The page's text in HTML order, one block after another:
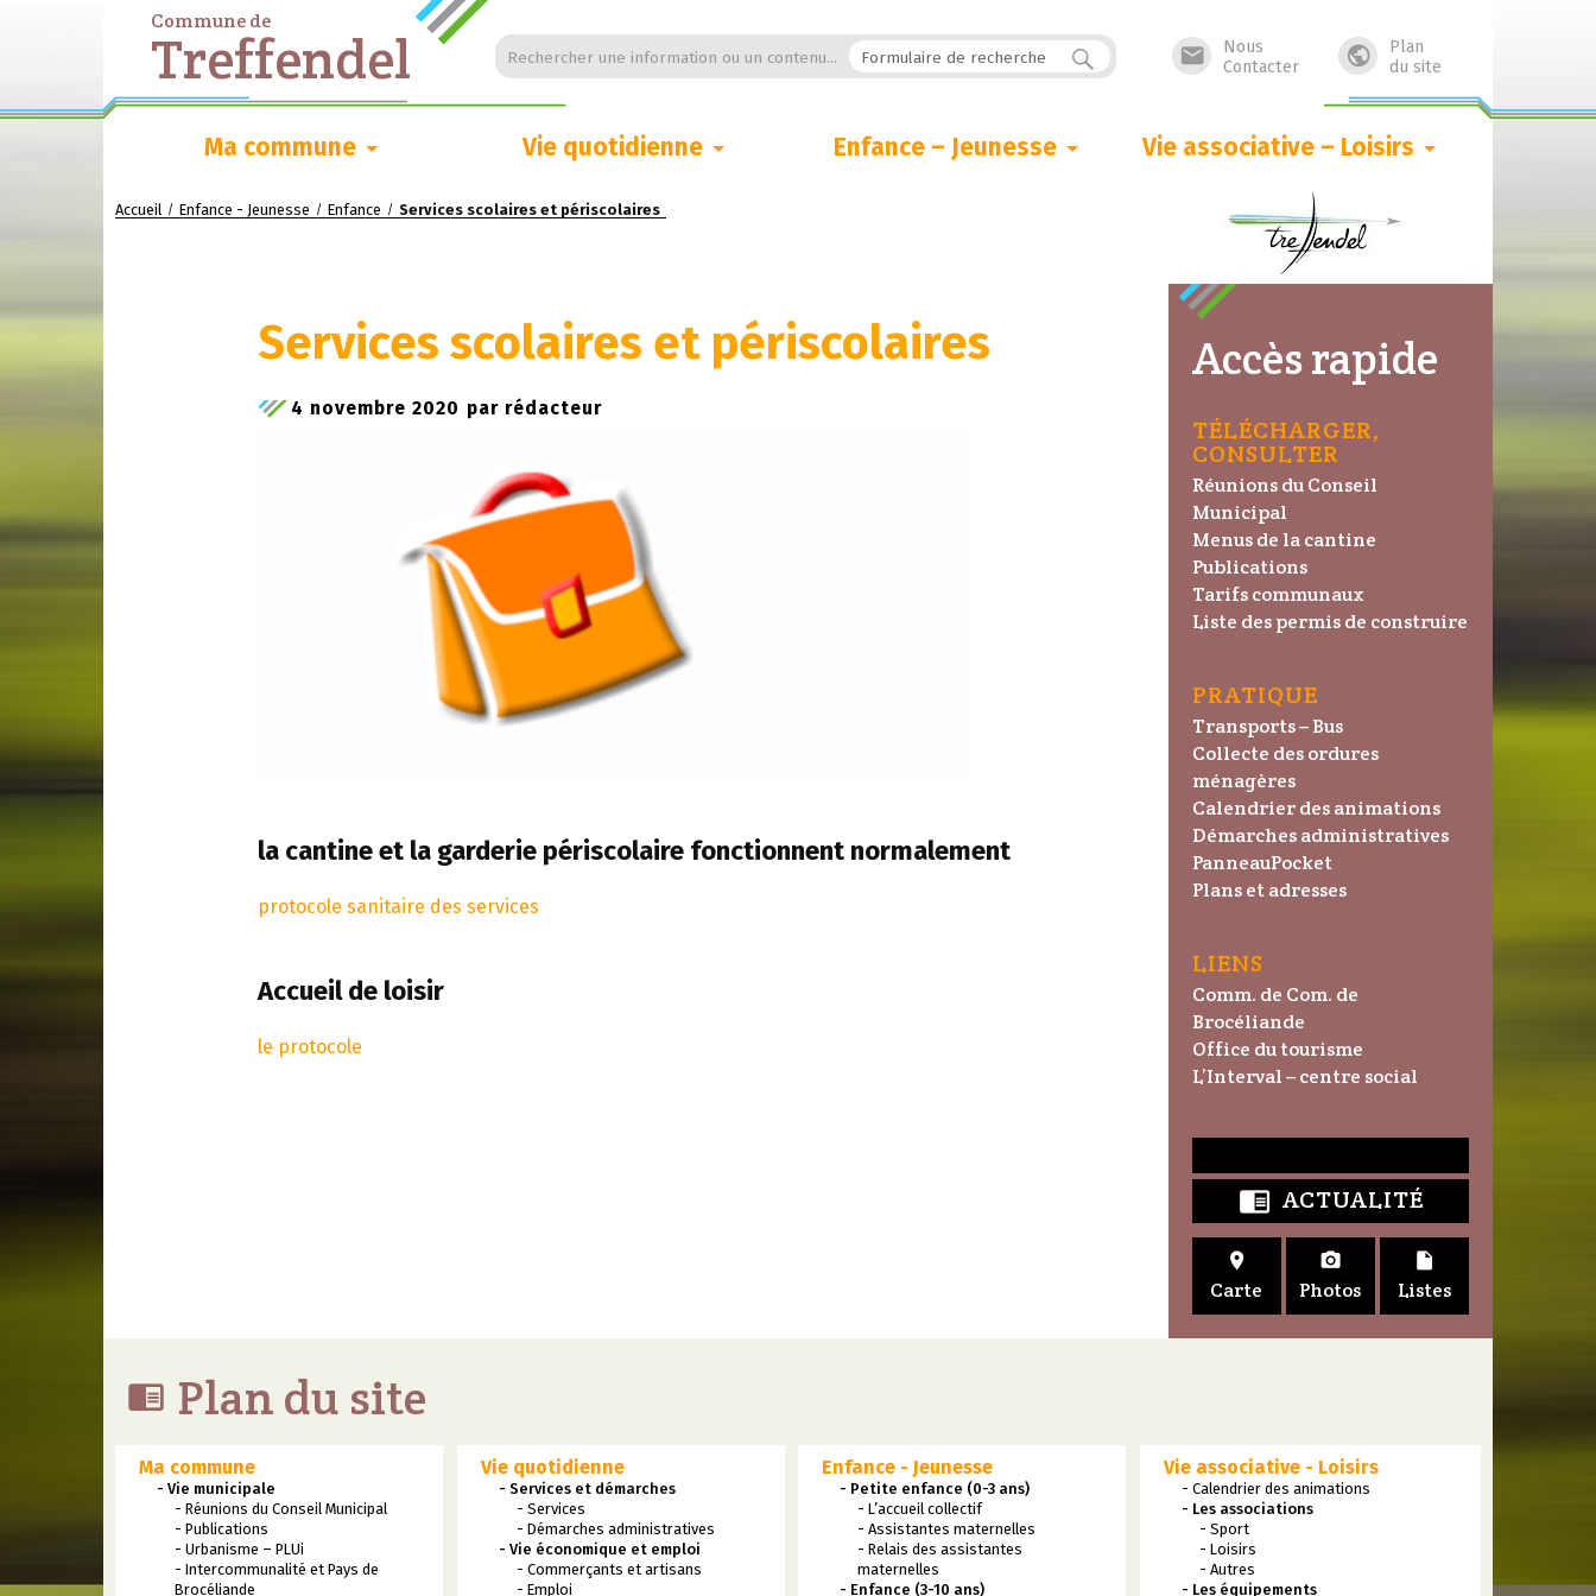
Commune de
Treffendel Rechercher une information ou un contenu... 
Plan
du site

Nous
Contacter
Ma commune Vie quotidienne Enfance – Jeunesse Vie associative – Loisirs
Accueil / Enfance - Jeunesse / Enfance / Services scolaires et périscolaires
Services scolaires et périscolaires
4 novembre 2020 par rédacteur
la cantine et la garderie périscolaire fonctionnent normalement
protocole sanitaire des services
Accueil de loisir
le protocole
Accès rapide
TÉLÉCHARGER,
CONSULTER
Réunions du Conseil
Municipal
Menus de la cantine
Publications
Tarifs communaux
Liste des permis de construire
PRATIQUE
Transports – Bus
Collecte des ordures
ménagères
Calendrier des animations
Démarches administratives
PanneauPocket
Plans et adresses
LIENS
Comm. de Com. de
Brocéliande
Office du tourisme
L’Interval – centre social
 ACTUALITÉ

Carte

Photos

Listes
 Plan du site
Ma commune
- Vie municipale
- Réunions du Conseil Municipal
- Publications
- Urbanisme – PLUi
- Intercommunalité et Pays de
Brocéliande
Vie quotidienne
- Services et démarches
- Services
- Démarches administratives
- Vie économique et emploi
- Commerçants et artisans
- Emploi
Enfance - Jeunesse
- Petite enfance (0-3 ans)
- L’accueil collectif
- Assistantes maternelles
- Relais des assistantes
maternelles
- Enfance (3-10 ans)
Vie associative - Loisirs
- Calendrier des animations
- Les associations
- Sport
- Loisirs
- Autres
- Les équipements